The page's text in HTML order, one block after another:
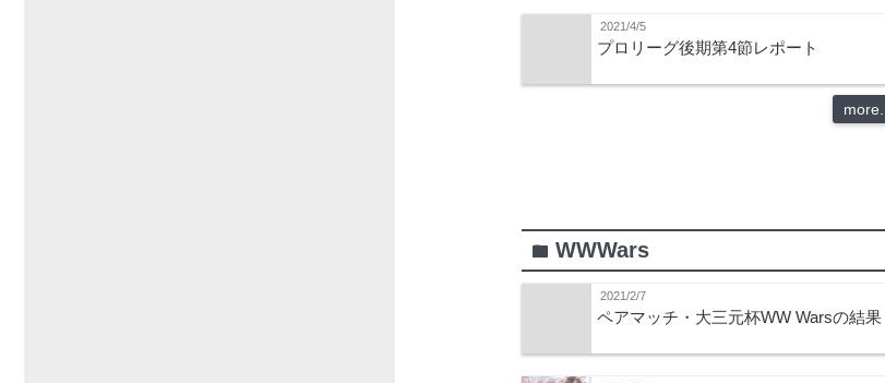
2021/4/5
プロリーグ後期第4節レポート
more...
folder WWWars
2021/2/7
ペアマッチ・大三元杯WW Warsの結果